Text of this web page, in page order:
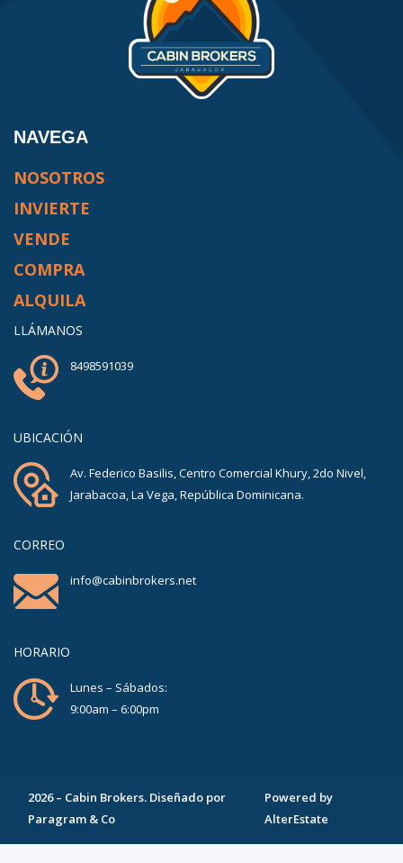
NAVEGA
NOSOTROS
INVIERTE
VENDE
COMPRA
ALQUILA
LLÁMANOS
8498591039
UBICACIÓN
Av. Federico Basilis, Centro Comercial Khury, 2do Nivel,
Jarabacoa, La Vega, República Dominicana.
CORREO
info@cabinbrokers.net
HORARIO
Lunes – Sábados:
9:00am – 6:00pm
2026– Cabin Brokers. Diseñado por
Paragram & Co
Powered by
AlterEstate